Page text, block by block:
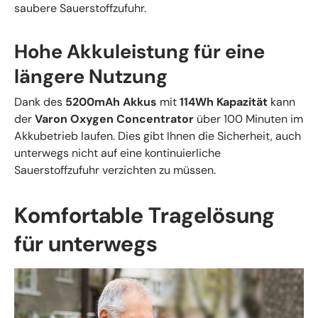
saubere Sauerstoffzufuhr.
Hohe Akkuleistung für eine
längere Nutzung
Dank des 5200mAh Akkus mit114Wh Kapazität kann
derVaron Oxygen Concentrator über 100 Minuten im
Akkubetrieb laufen. Dies gibt Ihnen die Sicherheit, auch
unterwegs nicht auf eine kontinuierliche
Sauerstoffzufuhr verzichten zu müssen.
Komfortable Tragelösung
für unterwegs